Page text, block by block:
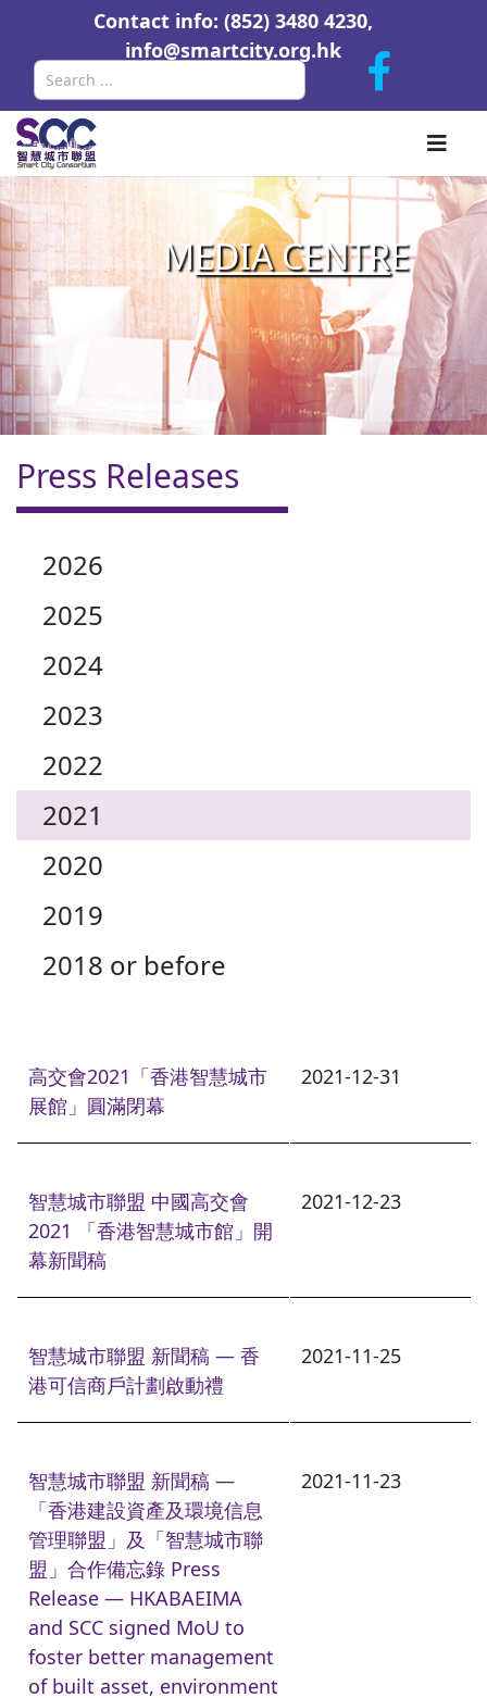
Contact info: (852) 3480 4230,
info@smartcity.org.hk
MEDIA CENTRE
Press Releases
2026
2025
2024
2023
2022
2021
2020
2019
2018 or before
高交會2021「香港智慧城市
展館」圓滿閉幕
2021-12-31
智慧城市聯盟 中國高交會
2021 「香港智慧城市館」開
幕新聞稿
2021-12-23
智慧城市聯盟 新聞稿 — 香
港可信商戶計劃啟動禮
2021-11-25
智慧城市聯盟 新聞稿 —
「香港建設資產及環境信息
管理聯盟」及「智慧城市聯
盟」合作備忘錄 Press
Release — HKABAEIMA
and SCC signed MoU to
foster better management
of built asset, environment
2021-11-23